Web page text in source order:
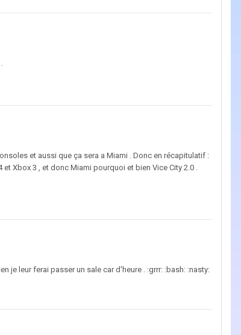
et aussi que ça sera a Miami . Donc en récapitulatif :
Xbox 3 , et donc Miami pourquoi et bien Vice City 2.0 .
je leur ferai passer un sale car d'heure . :grrr: :bash: :nasty: